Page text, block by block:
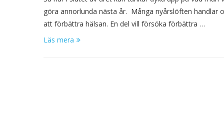
göra annorlunda nästa år. Många nyårslöften handlar
att förbättra hälsan. En del vill försöka förbättra …
Läs mera